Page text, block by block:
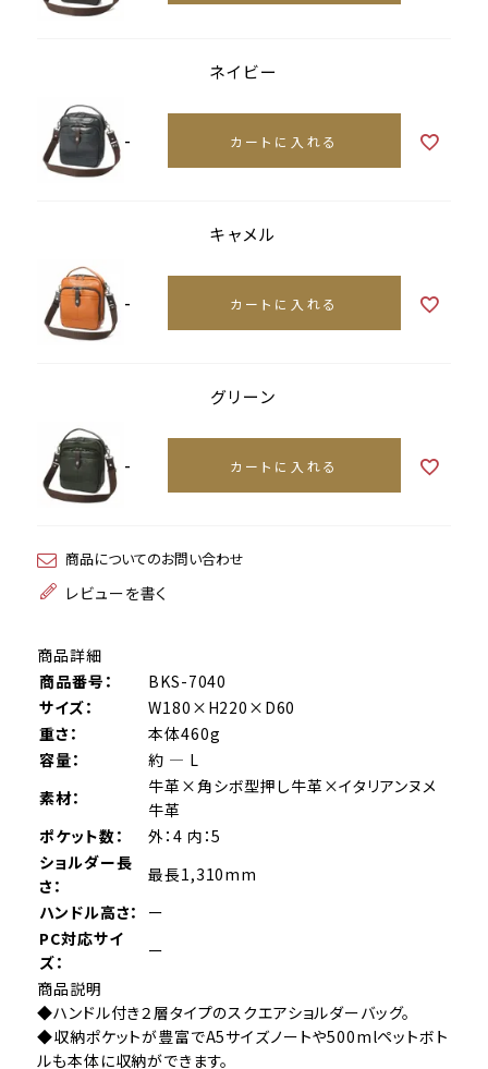
ネイビー
- カートに入れる
キャメル
- カートに入れる
グリーン
- カートに入れる
商品についてのお問い合わせ
レビューを書く
商品詳細
商品番号：
BKS-7040
サイズ：
W180×H220×D60
重さ：
本体460g
容量：
約 ― L
素材：
牛革×角シボ型押し牛革×イタリアンヌメ
牛革
ポケット数：
外：4 内：5
ショルダー長
さ：
最長1,310mm
ハンドル高さ：
ー
PC対応サイ
ズ：
ー
商品説明
◆ハンドル付き２層タイプのスクエアショルダーバッグ。
◆収納ポケットが豊富でA5サイズノートや500mlペットボト
ルも本体に収納ができます。